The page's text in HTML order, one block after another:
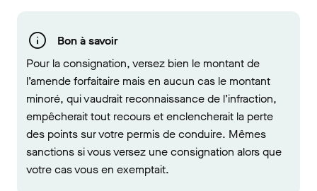
Bon à savoir
Pour la consignation, versez bien le montant de
l’amende forfaitaire mais en aucun cas le montant
minoré, qui vaudrait reconnaissance de l’infraction,
empêcherait tout recours et enclencherait la perte
des points sur votre permis de conduire. Mêmes
sanctions si vous versez une consignation alors que
votre cas vous en exemptait.